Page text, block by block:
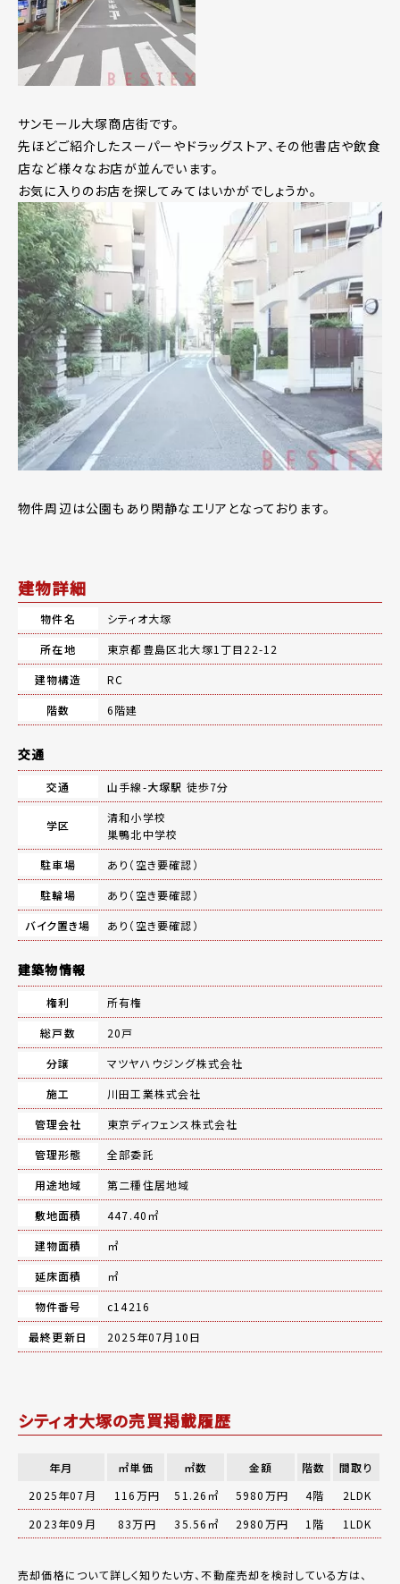
サンモール大塚商店街です。
先ほどご紹介したスーパーやドラッグストア、その他書店や飲食
店など様々なお店が並んでいます。
お気に入りのお店を探してみてはいかがでしょうか。
物件周辺は公園もあり閑静なエリアとなっております。
建物詳細
物件名
シティオ大塚
所在地
東京都豊島区北大塚1丁目22-12
建物構造
RC
階数
6階建
交通
交通 山手線-大塚駅 徒歩7分
学区
清和小学校
巣鴨北中学校
駐車場
あり（空き要確認）
駐輪場
あり（空き要確認）
バイク置き場
あり（空き要確認）
建築物情報
権利
所有権
総戸数
20戸
分譲
マツヤハウジング株式会社
施工
川田工業株式会社
管理会社
東京ディフェンス株式会社
管理形態
全部委託
用途地域
第二種住居地域
敷地面積
447.40㎡
建物面積
㎡
延床面積
㎡
物件番号
c14216
最終更新日
2025年07月10日
シティオ大塚の売買掲載履歴
年月 ㎡単価 ㎡数 金額 階数
間取り
2025年07月
116万円 51.26㎡ 5980万円 4階
2LDK
2023年09月
83万円 35.56㎡ 2980万円 1階 1LDK
売却価格について詳しく知りたい方、不動産売却を検討している方は、